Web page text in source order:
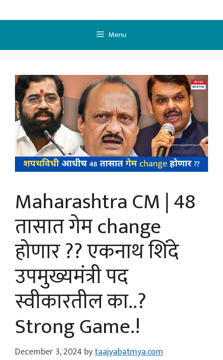
to
Menu
Maharashtra CM | 48
तासात गेम change
होणार ?? एकनाथ शिंदे
उपमुख्यमंत्री पद
स्वीकारतील का..?
Strong Game.!
December 3, 2024 bytaajyabatmya.com